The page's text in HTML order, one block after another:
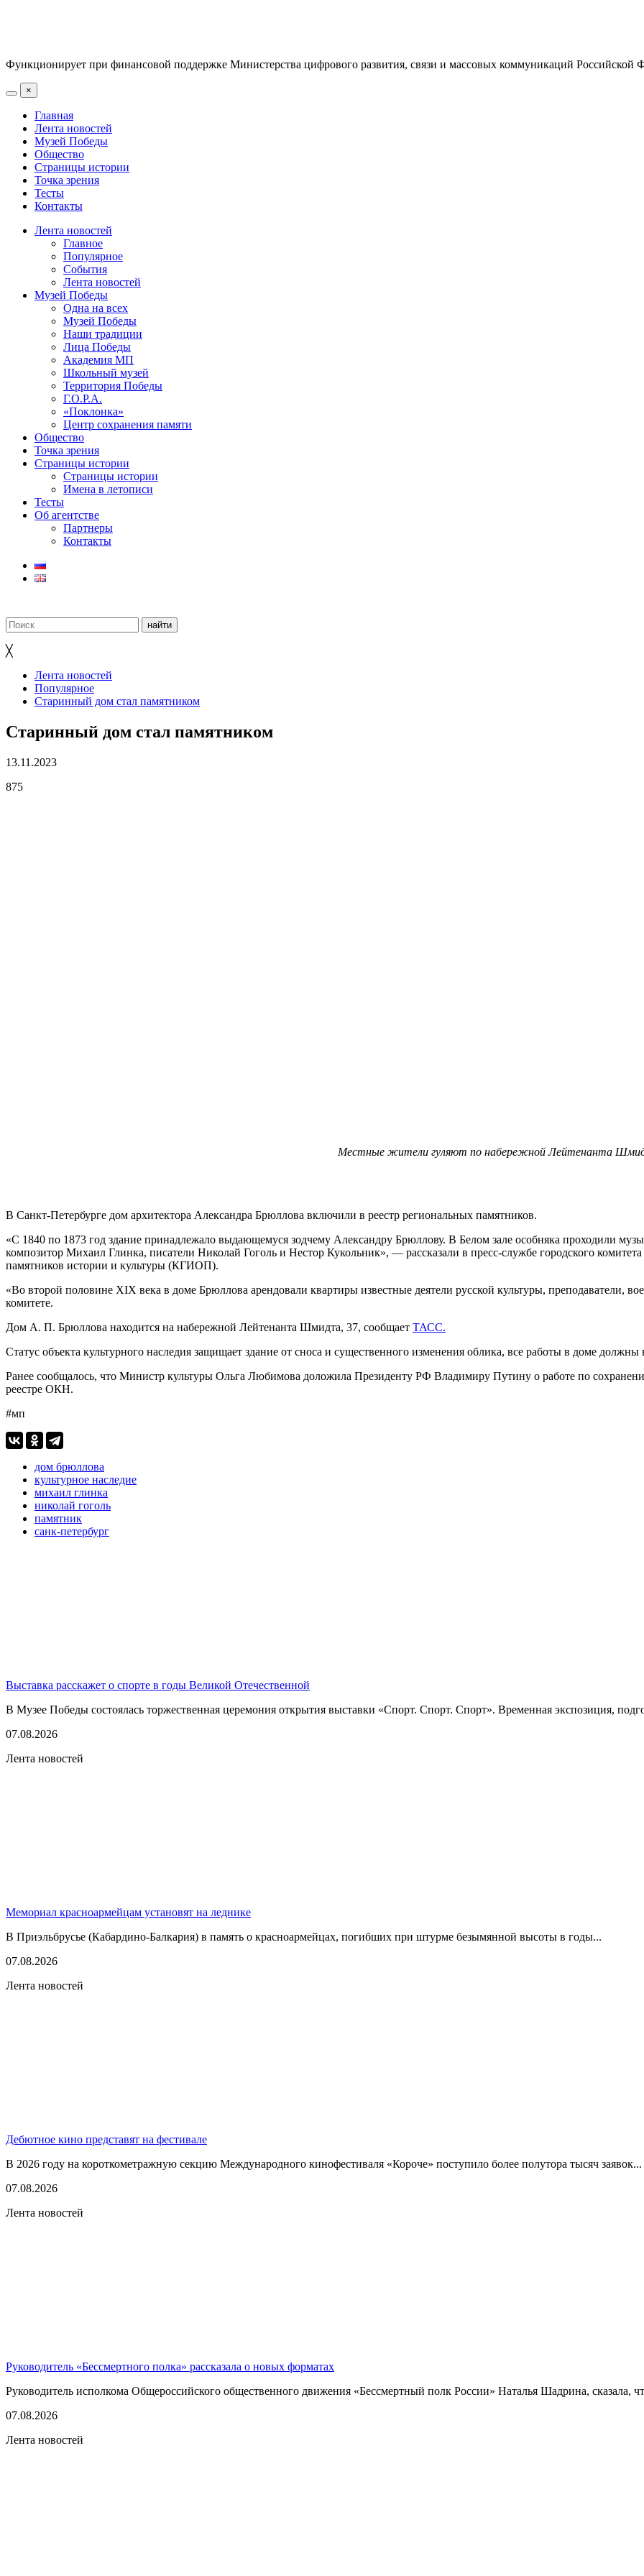
Функционирует при финансовой поддержке Министерства цифрового развития, связи и массовых коммуникаций Российской
×
Главная
Лента новостей
Музей Победы
Общество
Страницы истории
Точка зрения
Тесты
Контакты
Лента новостей
Главное
Популярное
События
Лента новостей
Музей Победы
Одна на всех
Музей Победы
Наши традиции
Лица Победы
Академия МП
Школьный музей
Территория Победы
Г.О.Р.А.
«Поклонка»
Центр сохранения памяти
Общество
Точка зрения
Страницы истории
Страницы истории
Имена в летописи
Тесты
Об агентстве
Партнеры
Контакты
╳
Лента новостей
Популярное
Старинный дом стал памятником
Старинный дом стал памятником
13.11.2023
875
Местные жители гуляют по набережной Лейтенанта
В Санкт-Петербурге дом архитектора Александра Брюллова включили в реестр региональных памятников.
«С 1840 по 1873 год здание принадлежало выдающемуся зодчему Александру Брюллову. В Белом зале особняка проходили
композитор Михаил Глинка, писатели Николай Гоголь и Нестор Кукольник», — рассказали в пресс-службе городского
памятников истории и культуры (КГИОП).
«Во второй половине XIX века в доме Брюллова арендовали квартиры известные деятели русской культуры, преподаватели,
комитете.
Дом А. П. Брюллова находится на набережной Лейтенанта Шмидта, 37, сообщает ТАСС.
Статус объекта культурного наследия защищает здание от сноса и существенного изменения облика, все работы в доме
Ранее сообщалось, что Министр культуры Ольга Любимова доложила Президенту РФ Владимиру Путину о работе по
реестре ОКН.
#мп
дом брюллова
культурное наследие
михаил глинка
николай гоголь
памятник
санк-петербург
Выставка расскажет о спорте в годы Великой Отечественной
В Музее Победы состоялась торжественная церемония открытия выставки «Спорт. Спорт. Спорт». Временная экспозиция,
07.08.2026
Лента новостей
Мемориал красноармейцам установят на леднике
В Приэльбрусье (Кабардино-Балкария) в память о красноармейцах, погибших при штурме безымянной высоты в годы...
07.08.2026
Лента новостей
Дебютное кино представят на фестивале
В 2026 году на короткометражную секцию Международного кинофестиваля «Короче» поступило более полутора тысяч заявок...
07.08.2026
Лента новостей
Руководитель «Бессмертного полка» рассказала о новых форматах
Руководитель исполкома Общероссийского общественного движения «Бессмертный полк России» Наталья Шадрина, сказала,
07.08.2026
Лента новостей